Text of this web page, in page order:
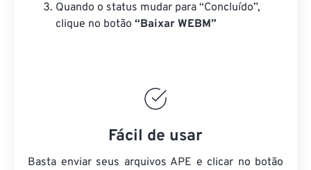
Quando o status mudar para “Concluído”,
clique no botão “Baixar WEBM”
Fácil de usar
Basta enviar seus arquivos APE e clicar no botão